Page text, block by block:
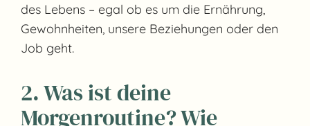
des Lebens – egal ob es um die Ernährung,
Gewohnheiten, unsere Beziehungen oder den
Job geht.
2. Was ist deine
Morgenroutine? Wie